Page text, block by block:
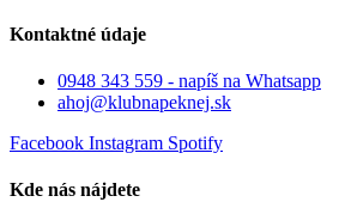
Kontaktné údaje
0948 343 559 - napíš na Whatsapp
ahoj@klubnapeknej.sk
Facebook Instagram Spotify
Kde nás nájdete